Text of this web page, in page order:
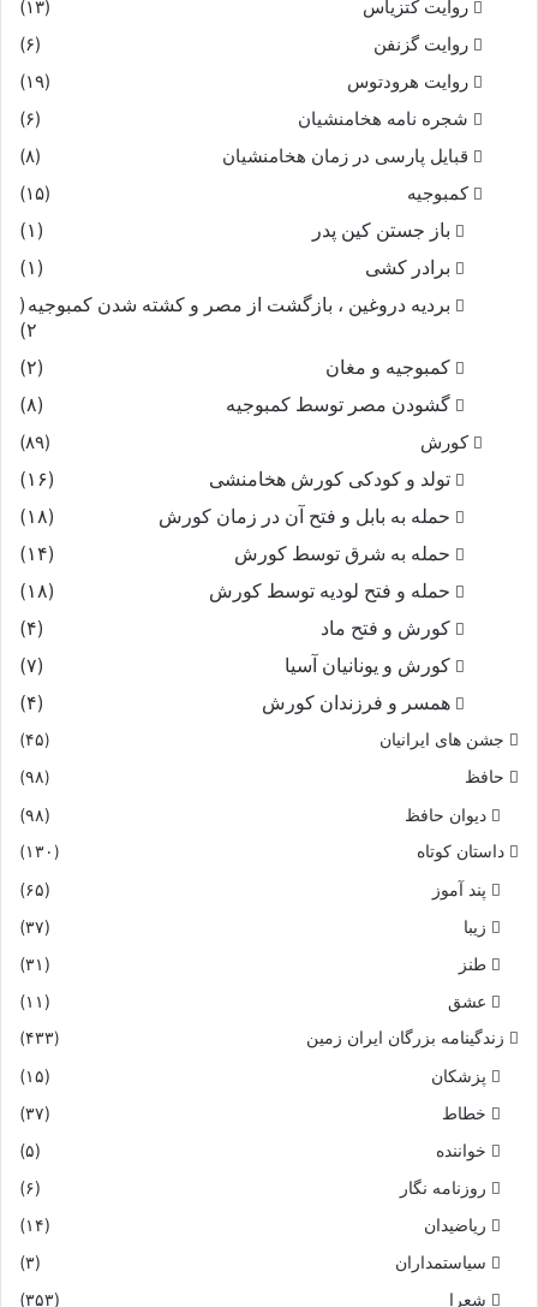
چو تاریک شد روزگار بهى
ز لشکر بهرمز رسید آگهى‏
چو بشنید گفتار کار آگهان
بپژمرد شاداب شاه جهان‏
فرستاد و ایرانیان را بخواند
سراسر همه کاخ مردم نشاند
بدان نامداران ایران بگفت‏
که چندین سپه روى بایران نهاد
کسى در جهان این ندارد بیاد
همه نامداران فرو ماندند
ز هر گونه اندیشه‏ها راندند
یکى اندرین کار بگشاى گوش‏
خردمند شاهى و ما کهتریم
همى خویشتن موبدى نشمریم‏
بر اندیش تا چاره کار چیست
بر و بوم ما را نگهدار کیست‏
چنین گفت موبد که بودش وزیر
که اى شاه دانا و دانش پذیر
روایت کتزیاس
(۱۳)
روایت گزنفن
(۶)
روایت هرودتوس
(۱۹)
شجره نامه هخامنشیان
(۶)
قبایل پارسی در زمان هخامنشیان
(۸)
کمبوجیه
(۱۵)
باز جستن کین پدر
(۱)
برادر کشی
(۱)
بردیه دروغین ، بازگشت از مصر و کشته شدن کمبوجیه (
۲)
کمبوجیه و مغان
(۲)
گشودن مصر توسط کمبوجیه
(۸)
کورش
(۸۹)
تولد و کودکی کورش هخامنشی
(۱۶)
حمله به بابل و فتح آن در زمان کورش
(۱۸)
حمله به شرق توسط کورش
(۱۴)
حمله و فتح لودیه توسط کورش
(۱۸)
کورش و فتح ماد
(۴)
کورش و یونانیان آسیا
(۷)
همسر و فرزندان کورش
(۴)
جشن های ایرانیان
(۴۵)
حافظ
(۹۸)
دیوان حافظ (۹۸)
داستان کوتاه (۱۳۰)
پند آموز
(۶۵)
زیبا
(۳۷)
طنز
(۳۱)
عشق
(۱۱)
زندگینامه بزرگان ایران زمین (۴۳۳)
پزشکان
(۱۵)
خطاط
(۳۷)
خواننده
(۵)
روزنامه نگار
(۶)
ریاضیدان
(۱۴)
سیاستمداران
(۳)
شعرا
(۳۵۳)